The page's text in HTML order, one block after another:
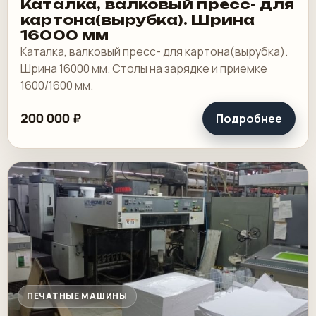
Каталка, валковый пресс- для
картона(вырубка). Шрина
16000 мм
Каталка, валковый пресс- для картона(вырубка).
Шрина 16000 мм. Столы на зарядке и приемке
1600/1600 мм.
200 000 ₽ Подробнее
ПЕЧАТНЫЕ МАШИНЫ